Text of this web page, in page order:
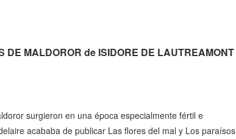
MALDOROR de ISIDORE DE LAUTREAMONT
surgieron en una época especialmente fértil e
acababa de publicar Las flores del mal y Los paraísos